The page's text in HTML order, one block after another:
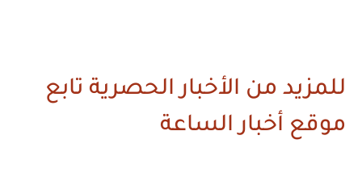
للمزيد من الأخبار الحصرية تابع
موقع أخبار الساعة